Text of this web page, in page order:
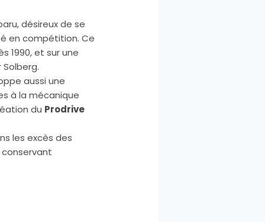
désireux de se
en compétition. Ce
1990, et sur une
aussi une
à la mécanique
du Prodrive
les excès des